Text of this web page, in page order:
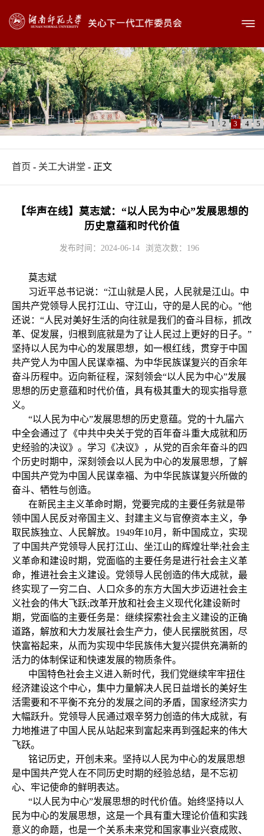
1 2 3 4 5
首页 - 关工大讲堂 - 正文
【华声在线】莫志斌：“以人民为中心”发展思想的
历史意蕴和时代价值
发布时间：2024-06-14 浏览次数： 196
莫志斌
习近平总书记说：“江山就是人民，人民就是江山。中
国共产党领导人民打江山、守江山，守的是人民的心。”他
还说：“人民对美好生活的向往就是我们的奋斗目标，抓改
革、促发展，归根到底就是为了让人民过上更好的日子。”
坚持以人民为中心的发展思想，如一根红线，贯穿于中国
共产党人为中国人民谋幸福、为中华民族谋复兴的百余年
奋斗历程中。迈向新征程，深刻领会“以人民为中心”发展
思想的历史意蕴和时代价值，具有极其重大的现实指导意
义。
“以人民为中心”发展思想的历史意蕴。党的十九届六
中全会通过了《中共中央关于党的百年奋斗重大成就和历
史经验的决议》。学习《决议》，从党的百余年奋斗的四
个历史时期中，深刻领会以人民为中心的发展思想，了解
中国共产党为中国人民谋幸福、为中华民族谋复兴所做的
奋斗、牺牲与创造。
在新民主主义革命时期，党要完成的主要任务就是带
领中国人民反对帝国主义、封建主义与官僚资本主义，争
取民族独立、人民解放。1949年10月，新中国成立，实现
了中国共产党领导人民打江山、坐江山的辉煌壮举;社会主
义革命和建设时期，党面临的主要任务是进行社会主义革
命，推进社会主义建设。党领导人民创造的伟大成就，最
终实现了一穷二白、人口众多的东方大国大步迈进社会主
义社会的伟大飞跃;改革开放和社会主义现代化建设新时
期，党面临的主要任务是：继续探索社会主义建设的正确
道路，解放和大力发展社会生产力，使人民摆脱贫困，尽
快富裕起来，从而为实现中华民族伟大复兴提供充满新的
活力的体制保证和快速发展的物质条件。
中国特色社会主义进入新时代，我们党继续牢牢扭住
经济建设这个中心，集中力量解决人民日益增长的美好生
活需要和不平衡不充分的发展之间的矛盾，国家经济实力
大幅跃升。党领导人民通过艰辛努力创造的伟大成就，有
力地推进了中国人民从站起来到富起来再到强起来的伟大
飞跃。
铭记历史，开创未来。坚持以人民为中心的发展思想
是中国共产党人在不同历史时期的经验总结，是不忘初
心、牢记使命的鲜明表达。
“以人民为中心”发展思想的时代价值。始终坚持以人
民为中心的发展思想，这是一个具有重大理论价值和实践
意义的命题，也是一个关系未来党和国家事业兴衰成败、